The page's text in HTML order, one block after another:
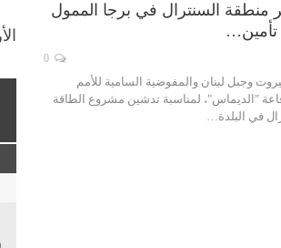
السنترال في برجا الممول
وجبل لبنان والمفوضية السامية للأمم
قاعة "الديماس"، لمناسبة تدشين مشروع الطاقة
في البلدة…